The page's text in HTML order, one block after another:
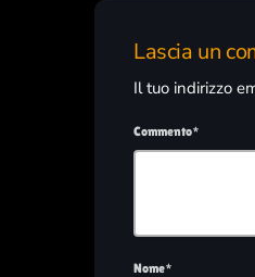
Lascia un
Il tuo indirizzo
Commento*
Nome*